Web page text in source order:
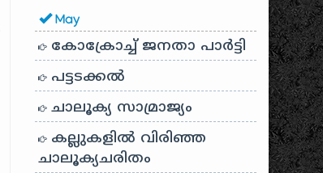
May
കോക്രോച്ച് ജനതാ പാർട്ടി
പട്ടടക്കൽ
ചാലൂക്യ സാമ്രാജ്യം
കല്ലുകളിൽ വിരിഞ്ഞ
ചാലൂക്യചരിതം